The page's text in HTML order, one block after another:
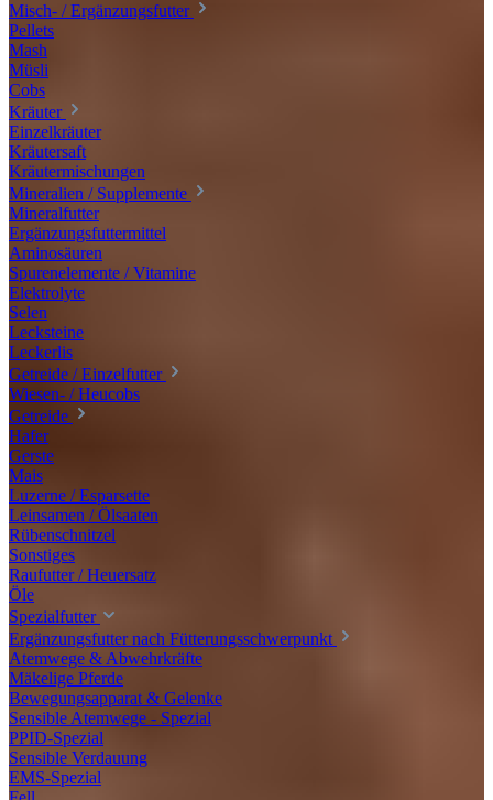
Misch- / Ergänzungsfutter
Pellets
Mash
Müsli
Cobs
Kräuter
Einzelkräuter
Kräutersaft
Kräutermischungen
Mineralien / Supplemente
Mineralfutter
Ergänzungsfuttermittel
Aminosäuren
Spurenelemente / Vitamine
Elektrolyte
Selen
Lecksteine
Leckerlis
Getreide / Einzelfutter
Wiesen- / Heucobs
Getreide
Hafer
Gerste
Mais
Luzerne / Esparsette
Leinsamen / Ölsaaten
Rübenschnitzel
Sonstiges
Raufutter / Heuersatz
Öle
Spezialfutter
Ergänzungsfutter nach Fütterungsschwerpunkt
Atemwege & Abwehrkräfte
Mäkelige Pferde
Bewegungsapparat & Gelenke
Sensible Atemwege - Spezial
PPID-Spezial
Sensible Verdauung
EMS-Spezial